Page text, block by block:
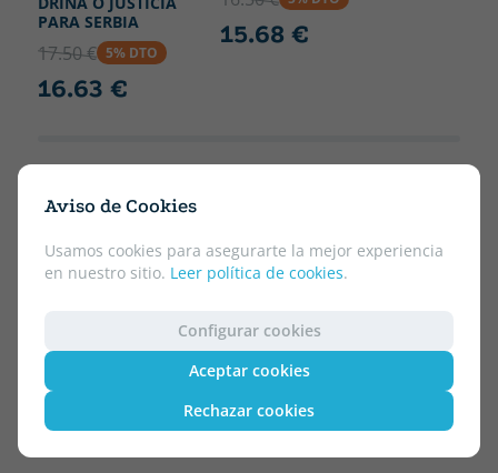
Aviso de Cookies
Usamos cookies para asegurarte la mejor experiencia
en nuestro sitio. Leer política de cookies.
Configurar cookies
Aceptar cookies
Rechazar cookies
PARA SERBIA
17.50 € 5% DTO
16.63 €
15.68 €